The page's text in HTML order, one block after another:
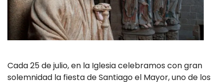
Cada 25 de julio, en la Iglesia celebramos con gran
solemnidad la fiesta de Santiago el Mayor, uno de los